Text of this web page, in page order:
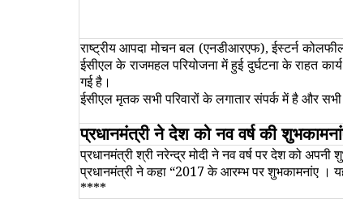
राष्ट्रीय आपदा मोचन बल (एनडीआरएफ),ईस्टर्न
ईसीएल के राजमहल परियोजना में हुई दुर्घटना के राहत
गई है।
ईसीएल मृतक सभी परिवारों के लगातार संपर्क में है और
प्रधानमंत्री ने देश को नव वर्ष की
प्रधानमंत्री श्री नरेन्‍द्र मोदी ने नव वर्ष पर देश को अपनी
प्रधानमंत्री ने कहा “2017 के आरम्‍भ पर शुभकामनांए ।
****